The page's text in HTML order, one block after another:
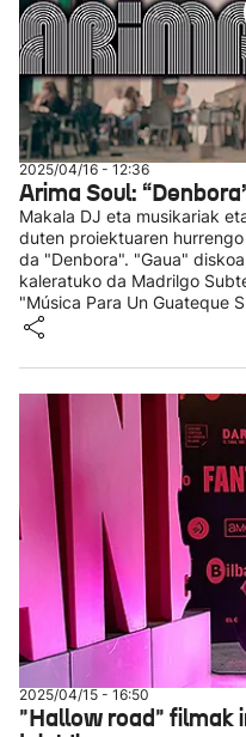
2025/04/16 - 12:36
Arima Soul:
Makala DJ eta musikariak
duten proiektuaren
da "Denbora". "Gaua"
kaleratuko da Madrilgo
"Música Para Un Guateque
2025/04/15 - 16:50
"Hallow road" filmak